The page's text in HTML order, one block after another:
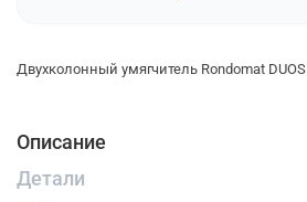
Двухколонный умягчитель Rondomat DUOS
Описание
Детали